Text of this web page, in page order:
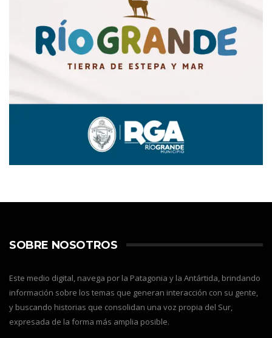
SOBRE NOSOTROS
Este medio digital, navega por la Patagonia y la Antártida, brindando
información sobre los temas que generan interacción con su gente,
y buscando historias que consolidan una voz propia del Sur,
expresada de la forma más amplia posible.